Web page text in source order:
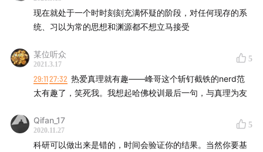
现在就处于一个时时刻刻充满怀疑的阶段，对任何现存的系
统、习以为常的思想和渊源都不想立马接受
某位听众
2021.3.17
5
29:1127:32 热爱真理就有趣——峰哥这个斩钉截铁的nerd范
太有趣了，笑死我。我想起哈佛校训最后一句，与真理为友
Qifan_17
2020.11.27
5
科研可以做出来是错的，时间会验证你的结果。当然你要基